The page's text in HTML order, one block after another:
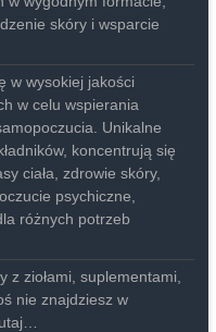
skóry i wsparcie
w wysokiej jakości
w celu wspierania
Unikalne
koncentrują się
ciała, zdrowie skóry,
psychiczne,
różnych potrzeb
ziołami, suplementami,
nie znajdziesz w